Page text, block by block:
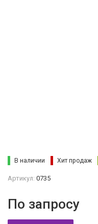
В наличии Хит продаж
Артикул: 0735
По запросу